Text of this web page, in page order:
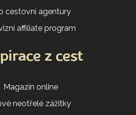
cestovní agentury
affiliate program
z cest
Magazín online
neotřelé zážitky